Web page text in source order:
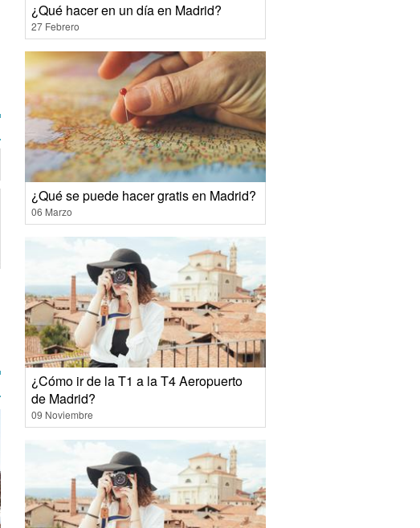
¿Qué hacer en un día en Madrid?
27 Febrero
¿Qué se puede hacer gratis en Madrid?
06 Marzo
¿Cómo ir de la T1 a la T4 Aeropuerto
de Madrid?
09 Noviembre